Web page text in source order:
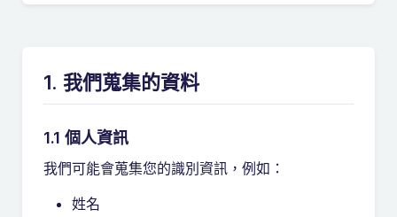
1. 我們蒐集的資料
1.1 個人資訊
我們可能會蒐集您的識別資訊，例如：
姓名